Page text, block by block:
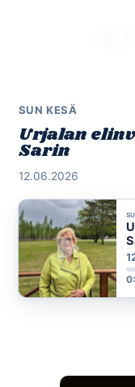
SUN KESÄ
Urjalan
Sarin
12.06.2026